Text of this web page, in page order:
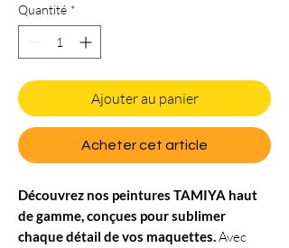
Quantité *
Ajouter au panier
Acheter cet article
Découvrez nos peintures TAMIYA haut
de gamme, conçues pour sublimer
chaque détail de vos maquettes. Avec